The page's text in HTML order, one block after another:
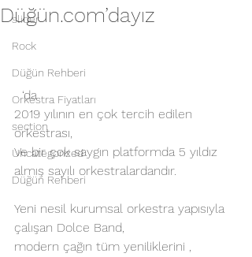
slider
Rock
Düğün Rehberi
Orkestra Fiyatları
section
Uncategorized
Düğün Rehberi
Düğün.com’dayız
  ‘da
2019 yılının en çok tercih edilen
orkestrası,
Ve bir çok saygın platformda 5 yıldız
almış sayılı orkestralardandır.
Yeni nesil kurumsal orkestra yapısıyla
çalışan Dolce Band,
modern çağın tüm yeniliklerini ,